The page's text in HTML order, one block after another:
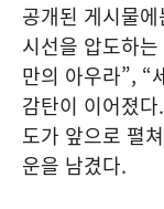
공개된 게시물
시선을 압도하
만의 아우라”, “
감탄이 이어졌
도가 앞으로 펼
운을 남겼다.